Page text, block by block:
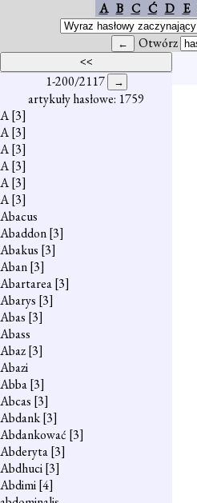
A B C Ć D E
Otwórz
1-200/2117
artykuły hasłowe: 1759
A[3]
A[3]
A[3]
A[3]
A[3]
A[3]
Abacus
Abaddon[3]
Abakus [3]
Aban[3]
Abartarea[3]
Abarys [3]
Abas [3]
Abass
Abaz[3]
Abazi
Abba[3]
Abcas [3]
Abdank[3]
Abdankować [3]
Abderyta[3]
Abdhuci[3]
Abdimi[4]